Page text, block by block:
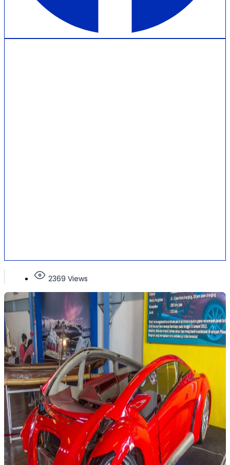
2369 Views